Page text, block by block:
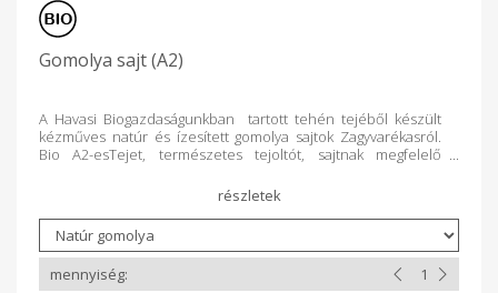
Gomolya sajt (A2)
A Havasi Biogazdaságunkban tartott tehén tejéből készült
kézműves natúr és ízesített gomolya sajtok Zagyvarékasról.
Bio A2-esTejet, természetes tejoltót, sajtnak megfelelő